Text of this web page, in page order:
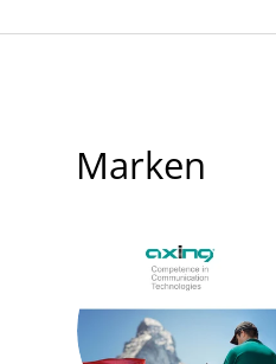
Marken